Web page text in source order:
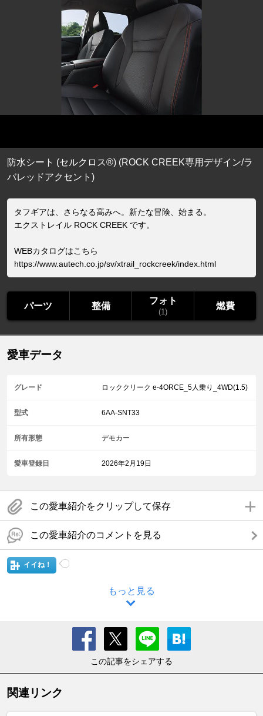
防水シート (セルクロス®) (ROCK CREEK専用デザイン/ラ
バレッドアクセント)
タフギアは、さらなる高みへ。新たな冒険、始まる。
エクストレイル ROCK CREEK です。
WEBカタログはこちら
https://www.autech.co.jp/sv/xtrail_rockcreek/index.html
パーツ 整備 フォト
(1)
燃費
愛車データ
グレード ロッククリーク e-4ORCE_5人乗り_4WD(1.5)
型式 6AA-SNT33
所有形態 デモカー
愛車登録日 2026年2月19日
この愛車紹介をクリップして保存
この愛車紹介のコメントを見る
イイね！
もっと見る
この記事をシェアする
関連リンク